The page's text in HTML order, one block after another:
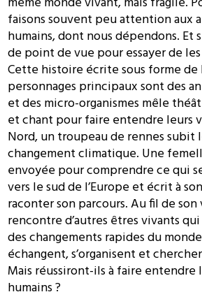
faisons souvent peu attention aux
humains, dont nous dépendons. Et
de point de vue pour essayer de
Cette histoire écrite sous forme
personnages principaux sont des
et des micro-organismes mêle
et chant pour faire entendre leurs
Nord, un troupeau de rennes subit
changement climatique. Une
envoyée pour comprendre ce qui
vers le sud de l’Europe et écrit à
raconter son parcours. Au fil de
rencontre d’autres êtres vivants
des changements rapides du
échangent, s’organisent et
Mais réussiront-ils à faire entendre
humains ?